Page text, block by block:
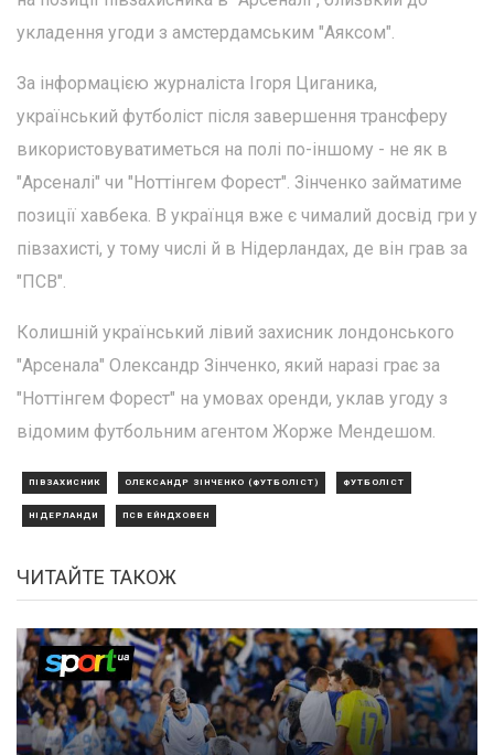
укладення угоди з амстердамським "Аяксом".
За інформацією журналіста Ігоря Циганика,
український футболіст після завершення трансферу
використовуватиметься на полі по-іншому - не як в
"Арсеналі" чи "Ноттінгем Форест". Зінченко займатиме
позиції хавбека. В українця вже є чималий досвід гри у
півзахисті, у тому числі й в Нідерландах, де він грав за
"ПСВ".
Колишній український лівий захисник лондонського
"Арсенала" Олександр Зінченко, який наразі грає за
"Ноттінгем Форест" на умовах оренди, уклав угоду з
відомим футбольним агентом Жорже Мендешом.
ПІВЗАХИСНИК ОЛЕКСАНДР ЗІНЧЕНКО (ФУТБОЛІСТ) ФУТБОЛІСТ
НІДЕРЛАНДИ ПСВ ЕЙНДХОВЕН
ЧИТАЙТЕ ТАКОЖ